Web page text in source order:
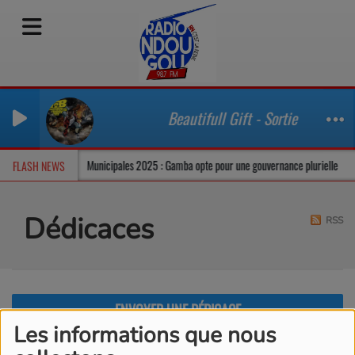
Les informations que nous
Beautifull Gift - Sortie - Stereo
FLASH NEWS
tendu Municipales 2025 : Gamba opte pour une gouvernance plurielle
Dédicaces RSS
ENVOYER UNE DÉDICACE